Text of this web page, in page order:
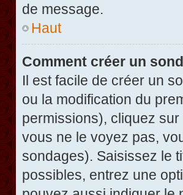
de message.
Haut
Comment créer un
Il est facile de créer un
ou la modification du
permissions), cliquez sur
vous ne le voyez pas,
sondages). Saisissez le
possibles, entrez une